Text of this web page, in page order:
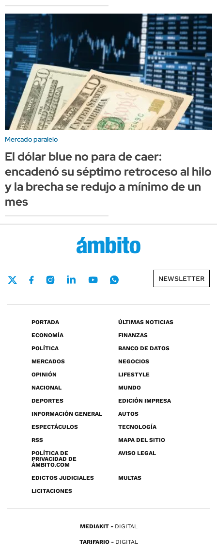
Mercado paralelo
El dólar blue no para de caer:
encadenó su séptimo retroceso al hilo
y la brecha se redujo a mínimo de un
mes
NEWSLETTER
PORTADA
ÚLTIMAS NOTICIAS
ECONOMÍA
FINANZAS
POLÍTICA
BANCO DE DATOS
MERCADOS
NEGOCIOS
OPINIÓN
LIFESTYLE
NACIONAL
MUNDO
DEPORTES
EDICIÓN IMPRESA
INFORMACIÓN GENERAL
AUTOS
ESPECTÁCULOS
TECNOLOGÍA
RSS
MAPA DEL SITIO
POLÍTICA DE
PRIVACIDAD DE
ÁMBITO.COM
AVISO LEGAL
EDICTOS JUDICIALES
MULTAS
LICITACIONES
MEDIAKIT DIGITAL
TARIFARIO DIGITAL